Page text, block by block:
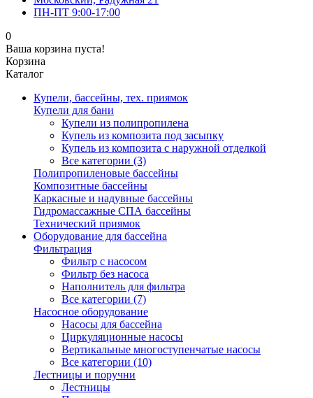
ПН-ПТ 9:00-17:00
0
Ваша корзина пуста!
Корзина
Каталог
Купели, бассейны, тех. приямок
Купели для бани
Купели из полипропилена
Купель из композита под засыпку
Купель из композита с наружной отделкой
Все категории (3)
Полипропиленовые бассейны
Композитные бассейны
Каркасные и надувные бассейны
Гидромассажные СПА бассейны
Технический приямок
Оборудование для бассейна
Фильтрация
Фильтр с насосом
Фильтр без насоса
Наполнитель для фильтра
Все категории (7)
Насосное оборудование
Насосы для бассейна
Циркуляционные насосы
Вертикальные многоступенчатые насосы
Все категории (10)
Лестницы и поручни
Лестницы